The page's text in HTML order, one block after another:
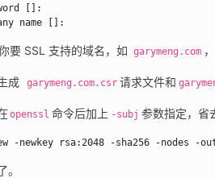
[]:
name []:
要 SSL 支持的域名，如 garymeng.com
成 garymeng.com.csr 请求文件和
openssl 命令后加上 -subj 参数指定，省
-newkey rsa:2048 -sha256 -nodes -out